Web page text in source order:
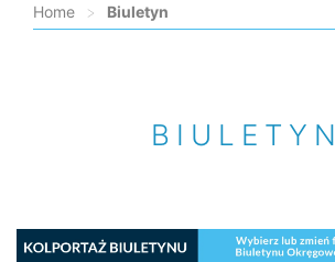
Home > Biuletyn
BIULETYN